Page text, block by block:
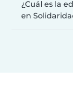
¿Cuál es la
en